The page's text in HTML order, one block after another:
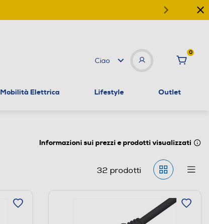
Ciao
0
Mobilità Elettrica Lifestyle Outlet
Informazioni sui prezzi e prodotti visualizzati
32 prodotti